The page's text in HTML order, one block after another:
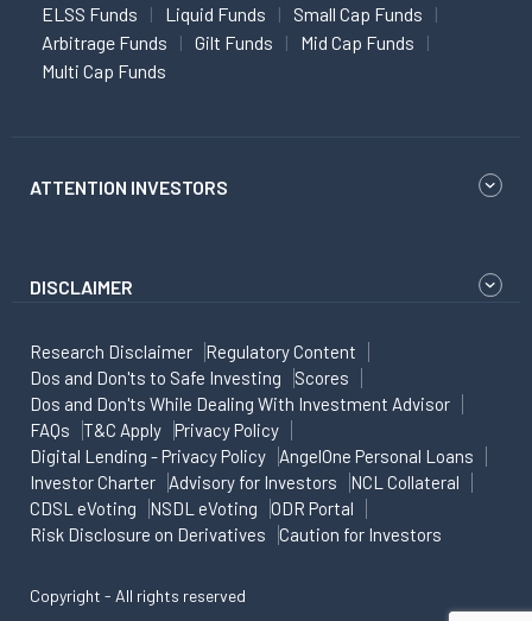
ELSS Funds Liquid Funds
Small Cap Funds
Arbitrage Funds
Gilt Funds
Mid Cap Funds
Multi Cap Funds
ATTENTION INVESTORS
DISCLAIMER
Research Disclaimer
Regulatory Content
Dos and Don'ts to Safe Investing
Scores
Dos and Don'ts While Dealing With Investment Advisor
FAQs
T&C Apply
Privacy Policy
Digital Lending - Privacy Policy
AngelOne Personal Loans
Investor Charter
Advisory for Investors
NCL Collateral
CDSL eVoting
NSDL eVoting
ODR Portal
Risk Disclosure on Derivatives
Caution for Investors
Copyright - All rights reserved